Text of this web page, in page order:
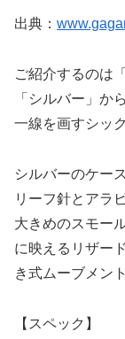
出典：
ご紹介するのは
「シルバー」か
一線を画すシッ
シルバーのケー
リーフ針とアラ
大きめのスモー
に映えるリザー
き式ムーブメン
【スペック】